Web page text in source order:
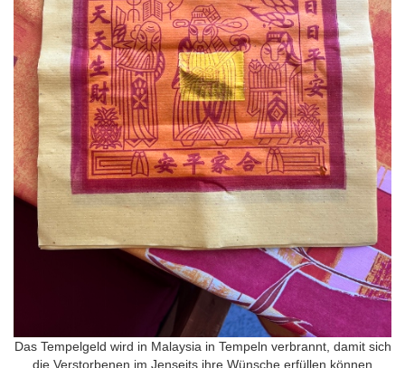
Das Tempelgeld wird in Malaysia in Tempeln verbrannt, damit sich
die Verstorbenen im Jenseits ihre Wünsche erfüllen können